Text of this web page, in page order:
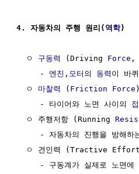
4. 자동차의 주행 원리( 역학)
  ㅇ
구동력 (Driving Force ,
     -
엔진 , 모터 의 동력 이 바
  ㅇ
마찰력 ( Friction Force )
     - 타이어와 노면 사이의
  ㅇ 주행저항 (Running
- 자동차의 진행을 방해하
ㅇ 견인력 (Tractive
- 구동계가 실제로 노면에